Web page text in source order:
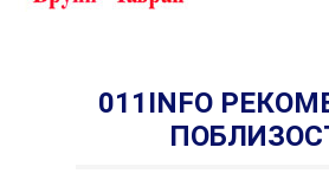
011INFO